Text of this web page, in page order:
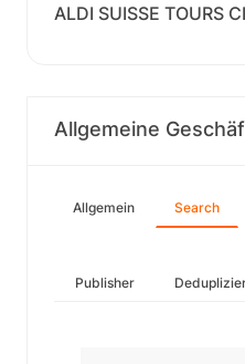
ALDI SUISSE TOURS
Allgemeine
Allgemein Search
Publisher